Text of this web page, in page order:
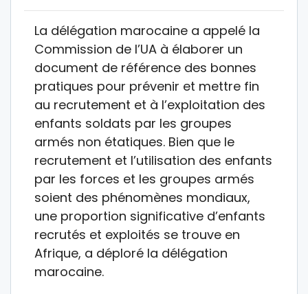
La délégation marocaine a appelé la
Commission de l’UA à élaborer un
document de référence des bonnes
pratiques pour prévenir et mettre fin
au recrutement et à l’exploitation des
enfants soldats par les groupes
armés non étatiques. Bien que le
recrutement et l’utilisation des enfants
par les forces et les groupes armés
soient des phénomènes mondiaux,
une proportion significative d’enfants
recrutés et exploités se trouve en
Afrique, a déploré la délégation
marocaine.